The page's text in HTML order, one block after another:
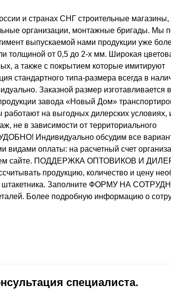
Входные группы
Ворота складные гармошка
ВСЕ ДЛЯ ЗАБОРА
Панели для забора
и странах СНГ строительные магазины,
организации, монтажные бригады. Мы
выпускаемой нами продукции уже
толщиной от 0,5 до 2-х мм. Широкая
а также с покрытием которые имитируют
стандартного типа-размера всегда в
Заказной размер изготавливается
завода «Новый Дом»
на выгодных дилерских условиях,
не в зависимости от территориального
Индивидуально обсудим все
видами оплаты: на расчетный счет
сайте. ПОДДЕРЖКА ОПТОВИКОВ И
продукцию, количество и цену
штакетника. Заполните ФОРМУ НА
Более подробную информацию о
специалиста.